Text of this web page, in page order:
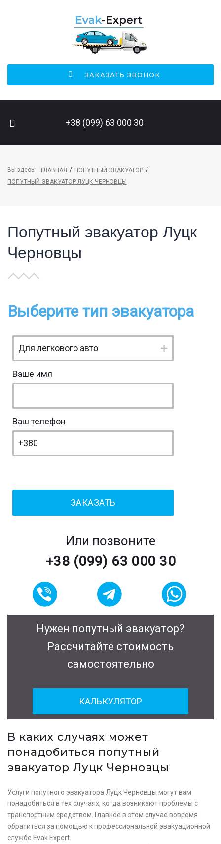
ЗАКАЗАТЬ ЗВОНОК
+38 (099) 63 000 30
Вы здесь: ГЛАВНАЯ / ПОПУТНЫЙ ЭВАКУАТОР /
ПОПУТНЫЙ ЭВАКУАТОР ЛУЦК ЧЕРНОВЦЫ
Попутный эвакуатор Луцк
Черновцы
Выберите тип эвакуатора
Ваше имя
Ваш телефон
Или позвоните
+38 (099) 63 000 30
Нужен попутный эвакуатор?
Рассчитайте стоимость
самостоятельно
КАЛЬКУЛЯТОР
В каких случаях может
понадобиться попутный
эвакуатор Луцк Черновцы
Услуги попутного эвакуатора Луцк Черновцы могут вам
понадобиться в тех случаях, когда возникают проблемы с
транспортным средством. Главное в этом случае вовремя
обратиться за помощью к профессиональной эвакуационной
службе Evak Expert.
ПОИСК НА САЙТЕ